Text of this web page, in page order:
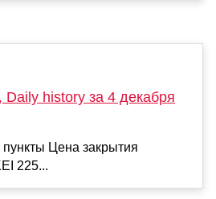
history за 4 декабря
Цена закрытия
225...